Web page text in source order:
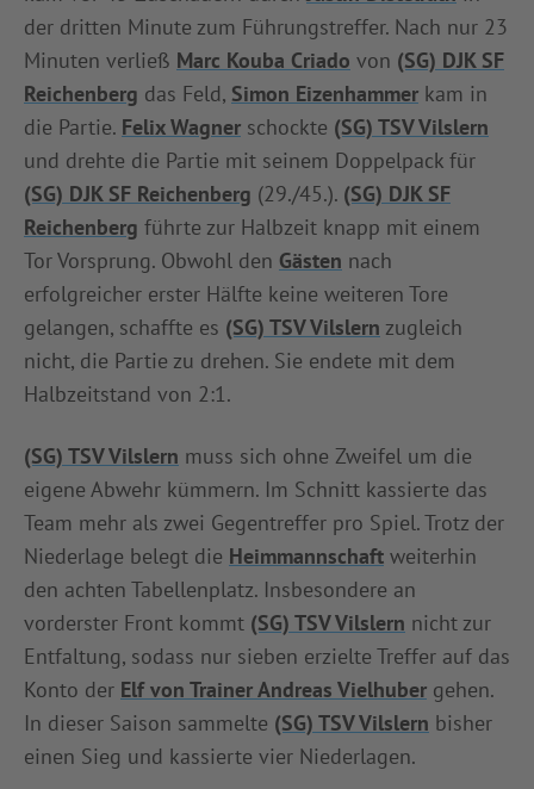
der dritten Minute zum Führungstreffer. Nach nur 23
Minuten verließ Marc Kouba Criado von (SG) DJK SF
Reichenberg das Feld, Simon Eizenhammer kam in
die Partie. Felix Wagner schockte (SG) TSV Vilslern
und drehte die Partie mit seinem Doppelpack für
(SG) DJK SF Reichenberg (29./45.). (SG) DJK SF
Reichenberg führte zur Halbzeit knapp mit einem
Tor Vorsprung. Obwohl den Gästen nach
erfolgreicher erster Hälfte keine weiteren Tore
gelangen, schaffte es (SG) TSV Vilslern zugleich
nicht, die Partie zu drehen. Sie endete mit dem
Halbzeitstand von 2:1.
(SG) TSV Vilslern muss sich ohne Zweifel um die
eigene Abwehr kümmern. Im Schnitt kassierte das
Team mehr als zwei Gegentreffer pro Spiel. Trotz der
Niederlage belegt die Heimmannschaft weiterhin
den achten Tabellenplatz. Insbesondere an
vorderster Front kommt (SG) TSV Vilslern nicht zur
Entfaltung, sodass nur sieben erzielte Treffer auf das
Konto der Elf von Trainer Andreas Vielhuber gehen.
In dieser Saison sammelte (SG) TSV Vilslern bisher
einen Sieg und kassierte vier Niederlagen.